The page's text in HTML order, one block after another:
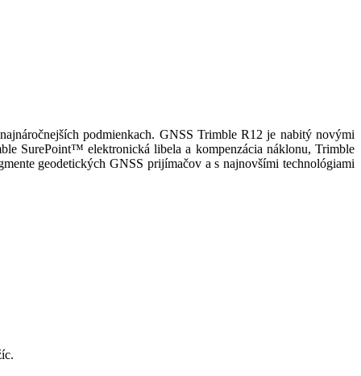
podmienkach. GNSS Trimble R12 je nabitý novými
SurePoint™ elektronická libela a kompenzácia náklonu, Trimble
geodetických GNSS prijímačov a s najnovšími technológiami